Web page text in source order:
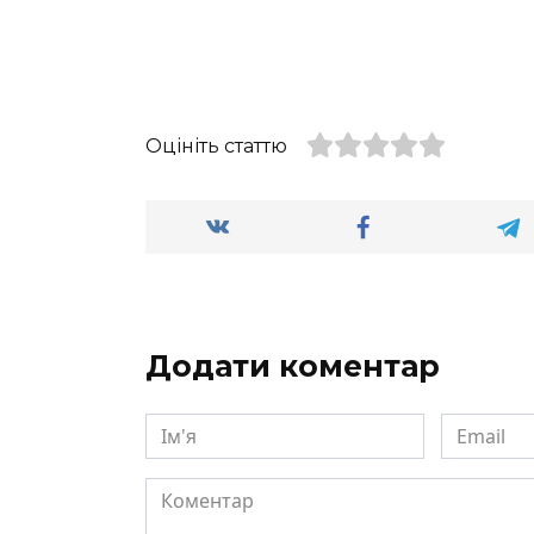
Оцініть статтю
Додати коментар
Ім'я Email
Коментар